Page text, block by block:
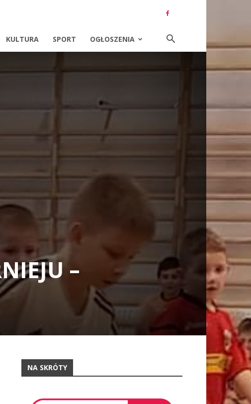
KULTURA SPORT OGŁOSZENIA
–
NA SKRÓTY